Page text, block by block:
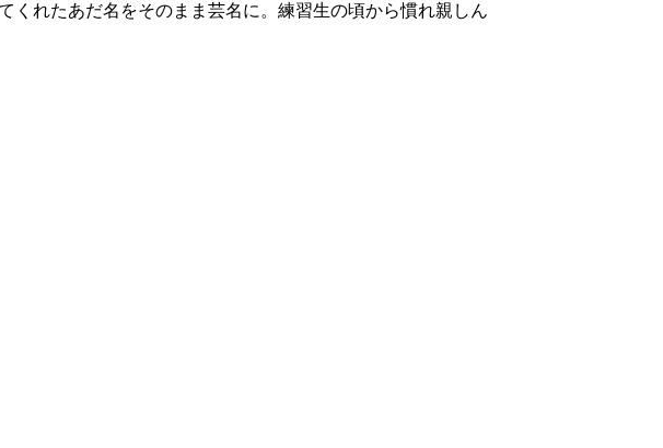
くれたあだ名をそのまま芸名に。練習生の頃から慣れ親しん